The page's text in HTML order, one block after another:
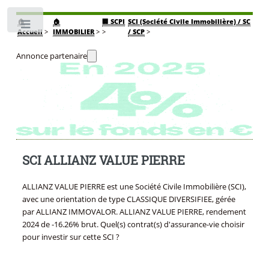
🏠
Accueil>
🏠
IMMOBILIER>
🏢 SCPI
>
SCI (Société Civile Immobilière) / SC
/ SCP >
Annonce partenaire
SCI ALLIANZ VALUE PIERRE
ALLIANZ VALUE PIERRE est une Société Civile Immobilière (SCI),
avec une orientation de type CLASSIQUE DIVERSIFIEE, gérée
par ALLIANZ IMMOVALOR. ALLIANZ VALUE PIERRE, rendement
2024 de -16.26% brut. Quel(s) contrat(s) d'assurance-vie choisir
pour investir sur cette SCI ?
Toggle